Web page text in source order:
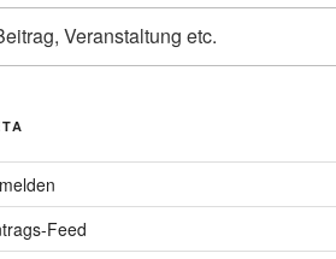
Feed